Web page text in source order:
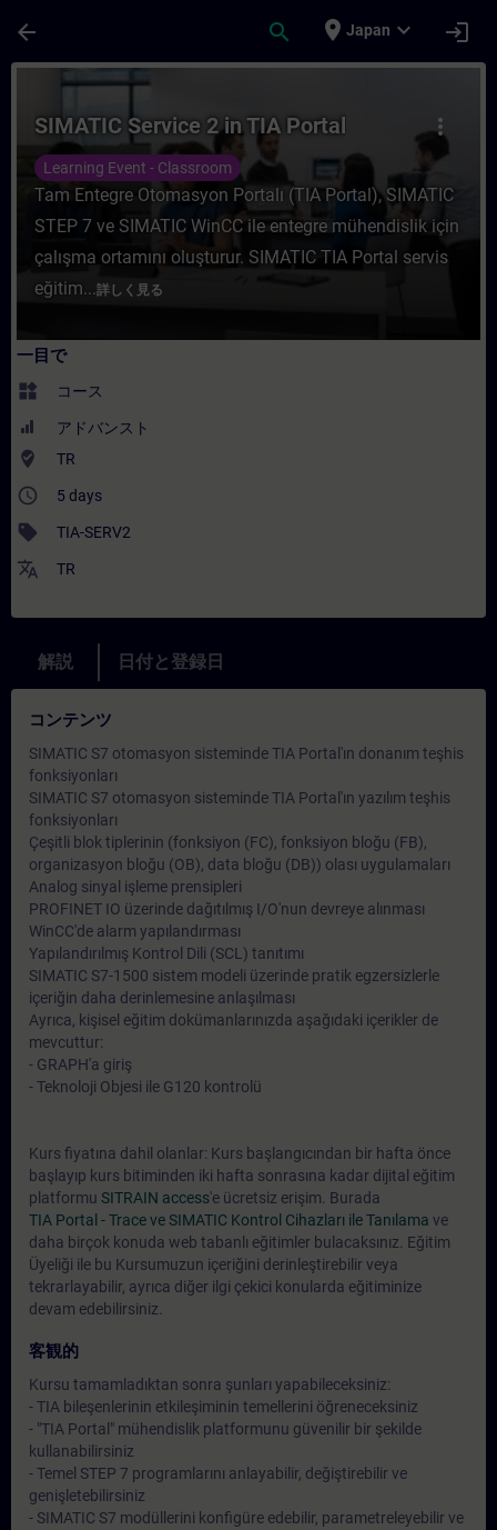
arrow_back search place Japan expand_more login
コース - SIMATIC Service 2 in TIA
more_vert
SIMATIC Service 2 in TIA Portal
Learning Event - Classroom
Tam Entegre Otomasyon Portalı (TIA Portal), SIMATIC
STEP 7 ve SIMATIC WinCC ile entegre mühendislik için
çalışma ortamını oluşturur. SIMATIC TIA Portal servis
eğitim...詳しく見る
一目で
widgets コース
アドバンスト
where_to_vote TR
access_time 5 days
sell TIA-SERV2
translate TR
解説 日付と登録日
コンテンツ
SIMATIC S7 otomasyon sisteminde TIA Portal'ın donanım teşhis
fonksiyonları
SIMATIC S7 otomasyon sisteminde TIA Portal'ın yazılım teşhis
fonksiyonları
Çeşitli blok tiplerinin (fonksiyon (FC), fonksiyon bloğu (FB),
organizasyon bloğu (OB), data bloğu (DB)) olası uygulamaları
Analog sinyal işleme prensipleri
PROFINET IO üzerinde dağıtılmış I/O'nun devreye alınması
WinCC'de alarm yapılandırması
Yapılandırılmış Kontrol Dili (SCL) tanıtımı
SIMATIC S7-1500 sistem modeli üzerinde pratik egzersizlerle
içeriğin daha derinlemesine anlaşılması
Ayrıca, kişisel eğitim dokümanlarınızda aşağıdaki içerikler de
mevcuttur:
- GRAPH'a giriş
- Teknoloji Objesi ile G120 kontrolü
Kurs fiyatına dahil olanlar: Kurs başlangıcından bir hafta önce
başlayıp kurs bitiminden iki hafta sonrasına kadar dijital eğitim
platformu SITRAIN access'e ücretsiz erişim. Burada
TIA Portal - Trace ve SIMATIC Kontrol Cihazları ile Tanılama ve
daha birçok konuda web tabanlı eğitimler bulacaksınız. Eğitim
Üyeliği ile bu Kursumuzun içeriğini derinleştirebilir veya
tekrarlayabilir, ayrıca diğer ilgi çekici konularda eğitiminize
devam edebilirsiniz.
客観的
Kursu tamamladıktan sonra şunları yapabileceksiniz:
- TIA bileşenlerinin etkileşiminin temellerini öğreneceksiniz
- "TIA Portal" mühendislik platformunu güvenilir bir şekilde
kullanabilirsiniz
- Temel STEP 7 programlarını anlayabilir, değiştirebilir ve
genişletebilirsiniz
- SIMATIC S7 modüllerini konfigüre edebilir, parametreleyebilir ve